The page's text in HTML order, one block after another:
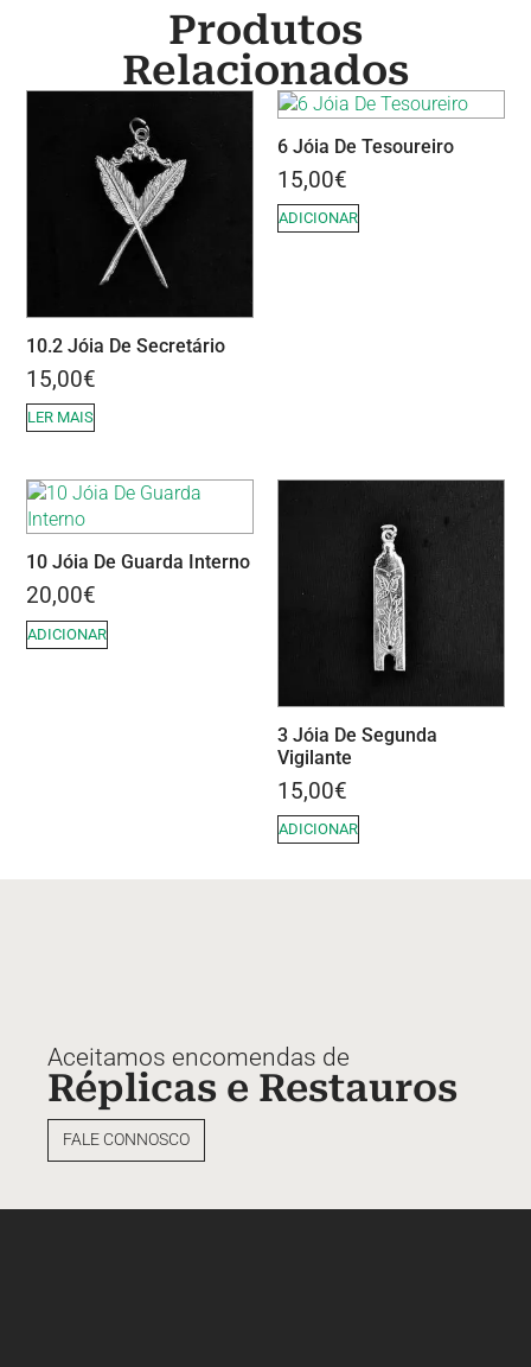
Produtos
Relacionados
10.2 Jóia De Secretário
15,00€
LER MAIS
6 Jóia De Tesoureiro
15,00€
ADICIONAR
10 Jóia De Guarda Interno
20,00€
ADICIONAR
3 Jóia De Segunda
Vigilante
15,00€
ADICIONAR
Aceitamos encomendas de
Réplicas e Restauros
FALE CONNOSCO